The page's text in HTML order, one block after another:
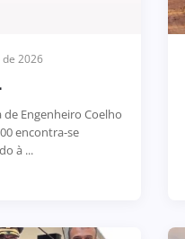
2026
de Engenheiro Coelho
encontra-se
à ...